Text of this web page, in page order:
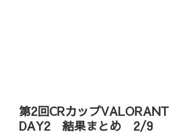
第2回CRカップ
DAY2 結果まとめ 2/9